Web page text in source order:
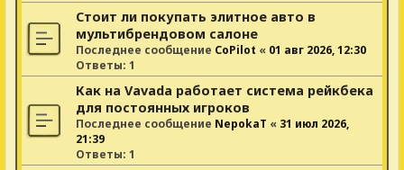
Стоит ли покупать элитное авто в
мультибрендовом салоне
Последнее сообщение CoPilot « 01 авг 2026, 12:30
Ответы: 1
Как на Vavada работает система рейкбека
для постоянных игроков
Последнее сообщение NepokaT « 31 июл 2026,
21:39
Ответы: 1